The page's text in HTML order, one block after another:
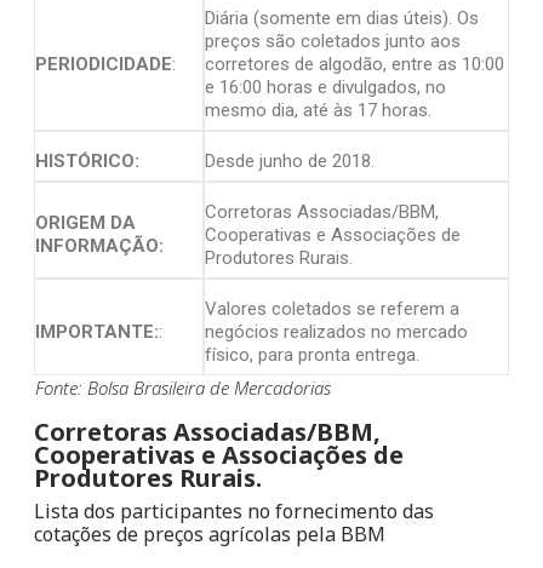
PERIODICIDADE:
Diária (somente em dias úteis). Os
preços são coletados junto aos
corretores de algodão, entre as 10:00
e 16:00 horas e divulgados, no
mesmo dia, até às 17 horas.
HISTÓRICO: Desde junho de 2018.
ORIGEM DA
INFORMAÇÃO:
Corretoras Associadas/BBM,
Cooperativas e Associações de
Produtores Rurais.
IMPORTANTE::
Valores coletados se referem a
negócios realizados no mercado
físico, para pronta entrega.
Fonte: Bolsa Brasileira de Mercadorias
Corretoras Associadas/BBM,
Cooperativas e Associações de
Produtores Rurais.
Lista dos participantes no fornecimento das
cotações de preços agrícolas pela BBM